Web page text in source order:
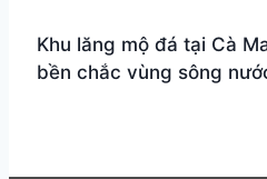
Khu lăng mộ đá tại Cà
bền chắc vùng sông